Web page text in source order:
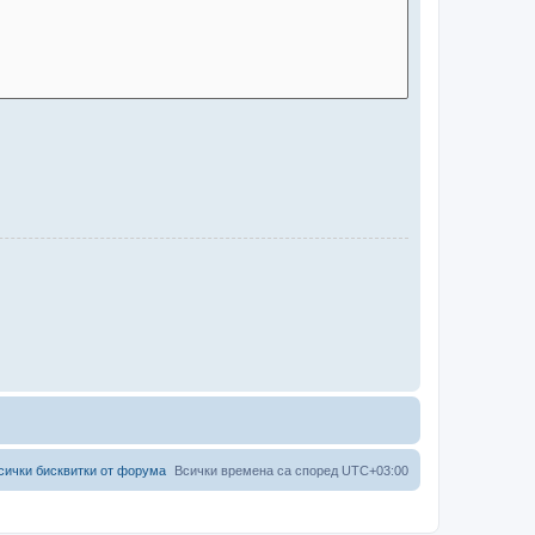
Всички времена са според UTC+03:00
бисквитки от форума